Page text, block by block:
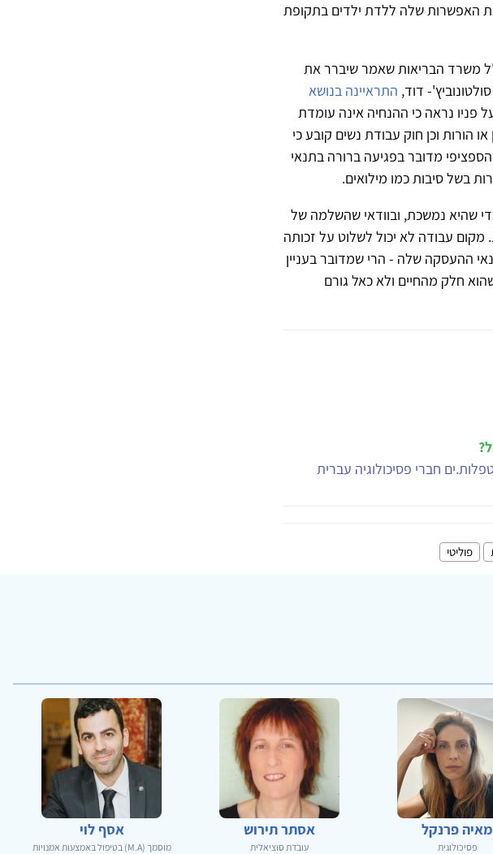
האפשרות שלה ללדת ילדים בתקופת
משרד הבריאות שאמר שיברר את
דוד, התראיינה בנושא
פניו נראה כי ההנחיה אינה עומדת
הורות וכן חוק עבודת נשים קובע כי
מדובר בפגיעה ברורה בתנאי
בשל סיבות כמו מילואים.
שהיא נמשכת, ובוודאי שהשלמה של
עבודה לא יכול לשלוט על זכותה
ההעסקה שלה - הרי שמדובר בעניין
חלק מהחיים ולא כאל גורם
חברי פסיכולוגיה עברית
פוליטי
מאיה פרנקל
פסיכולוגית
אסתר תירוש
עובדת סוציאלית
אסף לוי
מוסמך (M.A) בטיפול באמצעות אמנויות